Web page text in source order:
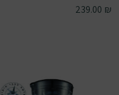
239.00 ₪